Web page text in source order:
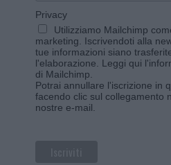
Privacy
Utilizziamo Mailchimp
marketing. Iscrivendoti alla
tue informazioni siano
l'elaborazione. Leggi qui
di Mailchimp
Potrai annullare l'iscrizione in
facendo clic sul collegamento
nostre e-mail.